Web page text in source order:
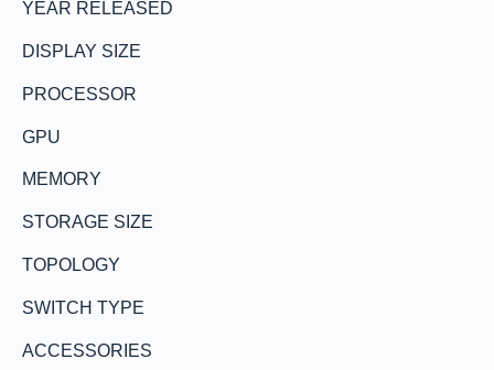
YEAR RELEASED
DISPLAY SIZE
PROCESSOR
GPU
MEMORY
STORAGE SIZE
TOPOLOGY
SWITCH TYPE
ACCESSORIES